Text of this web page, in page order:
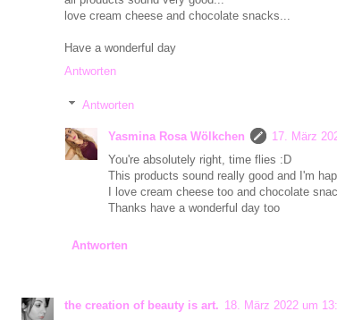
love cream cheese and chocolate snacks...
Have a wonderful day
Antworten
Antworten
Yasmina Rosa Wölkchen
17. März
You're absolutely right, time flies :D
This products sound really good and I'm
I love cream cheese too and chocolate
Thanks have a wonderful day too
Antworten
the creation of beauty is art. 18. März 2022 um